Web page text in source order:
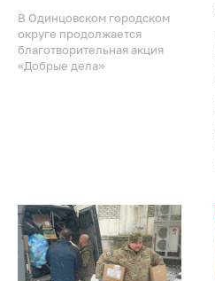
В Одинцовском городском
округе продолжается
благотворительная акция
«Добрые дела»